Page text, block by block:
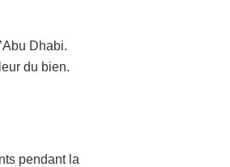
Dhabi.
du bien.
pendant la